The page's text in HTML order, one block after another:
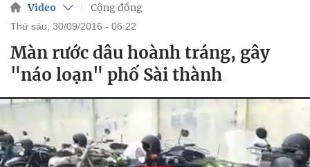
Video Cộng đồng
thứ sáu, 30/09/2016 - 06:22
Màn rước dâu hoành tráng, gây
"náo loạn" phố Sài thành